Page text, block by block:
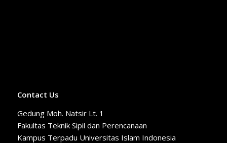
Contact Us
Gedung Moh. Natsir Lt. 1
Fakultas Teknik Sipil dan Perencanaan
Kampus Terpadu Universitas Islam Indonesia